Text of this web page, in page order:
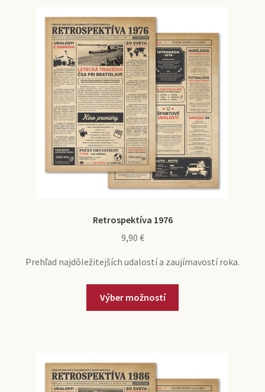
Retrospektíva 1976
9,90 €
Prehľad najdôležitejších udalostí a zaujímavostí roka.
Výber možností